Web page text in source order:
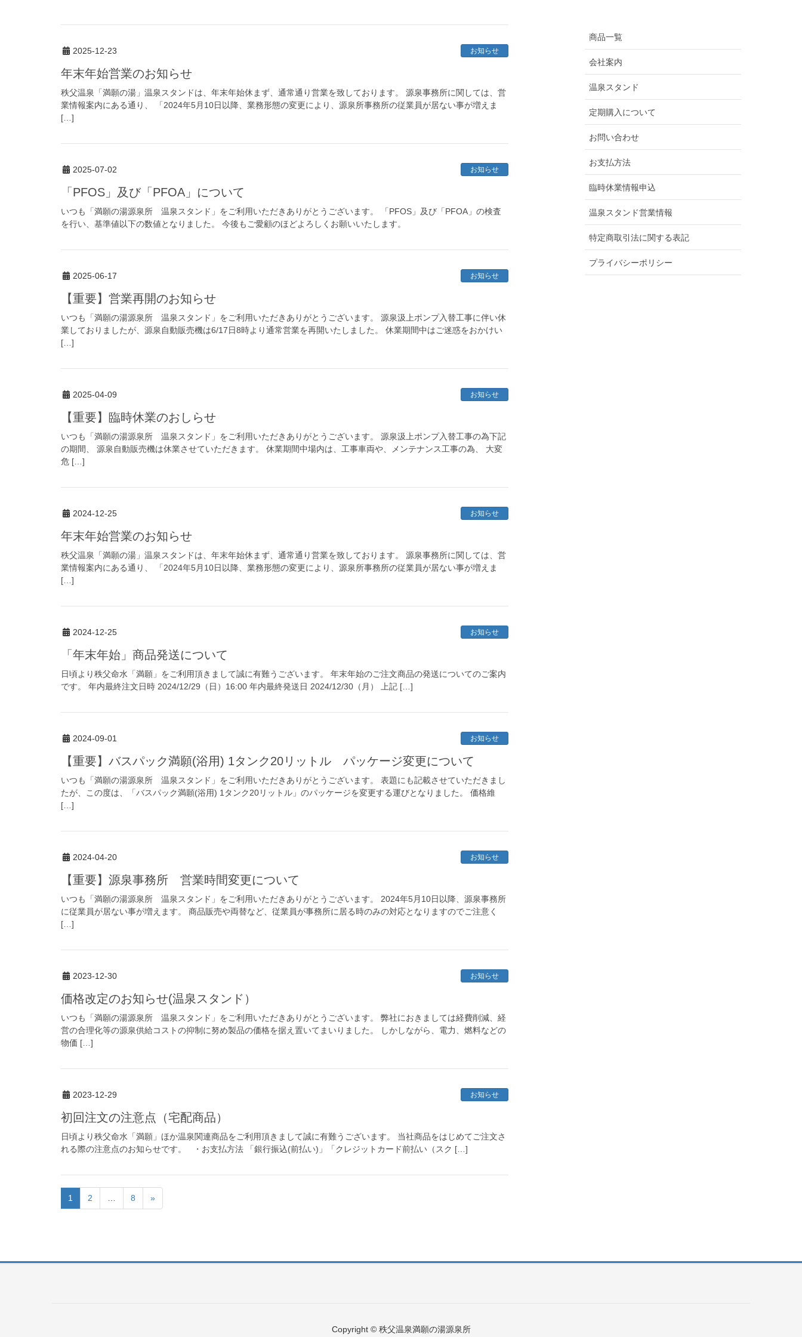
2025-12-23 お知らせ
年末年始営業のお知らせ
秩父温泉「満願の湯」温泉スタンドは、年末年始休まず、通常通り営業を致しております。 源泉事務所に関しては、営
業情報案内にある通り、 「2024年5月10日以降、業務形態の変更により、源泉所事務所の従業員が居ない事が増えま
[…]
2025-07-02 お知らせ
「PFOS」及び「PFOA」について
いつも「満願の湯源泉所 温泉スタンド」をご利用いただきありがとうございます。 「PFOS」及び「PFOA」の検査
を行い、基準値以下の数値となりました。 今後もご愛顧のほどよろしくお願いいたします。
2025-06-17 お知らせ
【重要】営業再開のお知らせ
いつも「満願の湯源泉所 温泉スタンド」をご利用いただきありがとうございます。 源泉汲上ポンプ入替工事に伴い休
業しておりましたが、源泉自動販売機は6/17日8時より通常営業を再開いたしました。 休業期間中はご迷惑をおかけい
[…]
2025-04-09 お知らせ
【重要】臨時休業のおしらせ
いつも「満願の湯源泉所 温泉スタンド」をご利用いただきありがとうございます。 源泉汲上ポンプ入替工事の為下記
の期間、 源泉自動販売機は休業させていただきます。 休業期間中場内は、工事車両や、メンテナンス工事の為、 大変
危 […]
2024-12-25 お知らせ
年末年始営業のお知らせ
秩父温泉「満願の湯」温泉スタンドは、年末年始休まず、通常通り営業を致しております。 源泉事務所に関しては、営
業情報案内にある通り、 「2024年5月10日以降、業務形態の変更により、源泉所事務所の従業員が居ない事が増えま
[…]
2024-12-25 お知らせ
「年末年始」商品発送について
日頃より秩父命水「満願」をご利用頂きまして誠に有難うございます。 年末年始のご注文商品の発送についてのご案内
です。 年内最終注文日時 2024/12/29（日）16:00 年内最終発送日 2024/12/30（月） 上記 […]
2024-09-01 お知らせ
【重要】バスパック満願(浴用) 1タンク20リットル パッケージ変更について
いつも「満願の湯源泉所 温泉スタンド」をご利用いただきありがとうございます。 表題にも記載させていただきまし
たが、この度は、「バスパック満願(浴用) 1タンク20リットル」のパッケージを変更する運びとなりました。 価格維
[…]
2024-04-20 お知らせ
【重要】源泉事務所 営業時間変更について
いつも「満願の湯源泉所 温泉スタンド」をご利用いただきありがとうございます。 2024年5月10日以降、源泉事務所
に従業員が居ない事が増えます。 商品販売や両替など、従業員が事務所に居る時のみの対応となりますのでご注意く
[…]
2023-12-30 お知らせ
価格改定のお知らせ(温泉スタンド）
いつも「満願の湯源泉所 温泉スタンド」をご利用いただきありがとうございます。 弊社におきましては経費削減、経
営の合理化等の源泉供給コストの抑制に努め製品の価格を据え置いてまいりました。 しかしながら、電力、燃料などの
物価 […]
2023-12-29 お知らせ
初回注文の注意点（宅配商品）
日頃より秩父命水「満願」ほか温泉関連商品をご利用頂きまして誠に有難うございます。 当社商品をはじめてご注文さ
れる際の注意点のお知らせです。 ・お支払方法 「銀行振込(前払い)」「クレジットカード前払い（スク […]
1 2 8 »
商品一覧
会社案内
温泉スタンド
定期購入について
お問い合わせ
お支払方法
臨時休業情報申込
温泉スタンド営業情報
特定商取引法に関する表記
プライバシーポリシー
Copyright © 秩父温泉満願の湯源泉所